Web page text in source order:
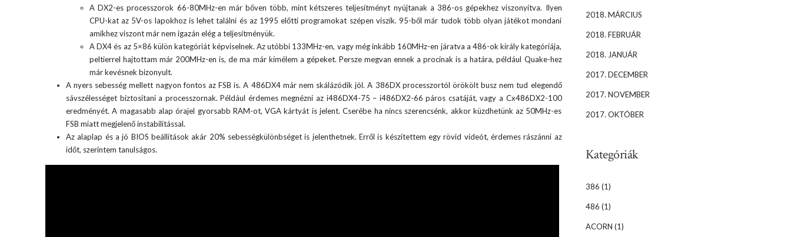
A DX2-es processzorok 66-80MHz-en már bőven több, mint kétszeres teljesítményt nyújtanak a 386-os gépekhez viszonyítva. Ilyen
CPU-kat az 5V-os lapokhoz is lehet találni és az 1995 előtti programokat szépen viszik. 95-ből már tudok több olyan játékot mondani
amikhez viszont már nem igazán elég a teljesítményük.
A DX4 és az 5×86 külön kategóriát képviselnek. Az utóbbi 133MHz-en, vagy még inkább 160MHz-en járatva a 486-ok király kategóriája,
peltierrel hajtottam már 200MHz-en is, de ma már kímélem a gépeket. Persze megvan ennek a procinak is a határa, például Quake-hez
már kevésnek bizonyult.
A nyers sebesség mellett nagyon fontos az FSB is. A 486DX4 már nem skálázódik jól. A 386DX processzortól örökölt busz nem tud elegendő
sávszélességet biztosítani a processzornak. Például érdemes megnézni az i486DX4-75 – i486DX2-66 páros csatáját, vagy a Cx486DX2-100
eredményét. A magasabb alap órajel gyorsabb RAM-ot, VGA kártyát is jelent. Cserébe ha nincs szerencsénk, akkor küzdhetünk az 50MHz-es
FSB miatt megjelenő instabilitással.
Az alaplap és a jó BIOS beállítások akár 20% sebességkülönbséget is jelenthetnek. Erről is készítettem egy rövid videót, érdemes rászánni az
időt, szerintem tanulságos.
2018. MÁRCIUS
2018. FEBRUÁR
2018. JANUÁR
2017. DECEMBER
2017. NOVEMBER
2017. OKTÓBER
Kategóriák
386 (1)
486 (1)
ACORN (1)